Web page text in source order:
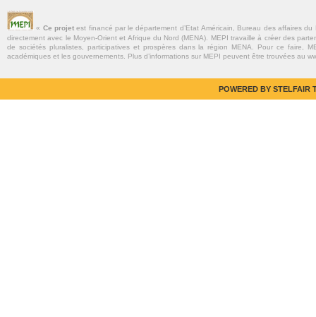
« Ce projetest financé par le département d’Etat Américain, Bureau des affaires
directement avec le Moyen-Orient et Afrique du Nord (MENA). MEPI travaille à créer des
de sociétés pluralistes, participatives et prospères dans la région MENA. Pour ce faire,
académiques et les gouvernements. Plus d’informations sur MEPI peuvent être trouvées au
POWERED BY STELFAIR